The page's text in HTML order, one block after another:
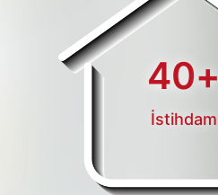
40+
İstihdam